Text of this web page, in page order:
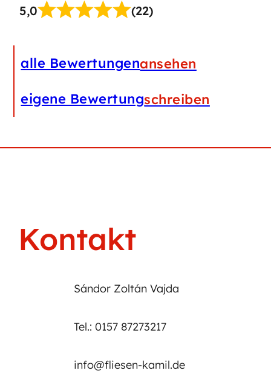
eigene Bewertungschreiben
Sándor Zoltán Vajda
Tel.: 0157 87273217
info@fliesen-kamil.de